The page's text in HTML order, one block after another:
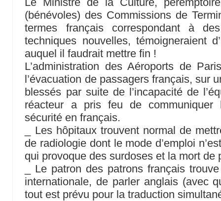
(bénévoles) des Commissions de
termes français correspondant à
techniques nouvelles, témoigneraient
auquel il faudrait mettre fin !
L’administration des Aéroports de
l’évacuation de passagers français, sur
blessés par suite de l’incapacité de
réacteur a pris feu de communiquer
sécurité en français.
_ Les hôpitaux trouvent normal de
de radiologie dont le mode d’emploi
qui provoque des surdoses et la mort de
_ Le patron des patrons français
internationale, de parler anglais (avec
tout est prévu pour la traduction